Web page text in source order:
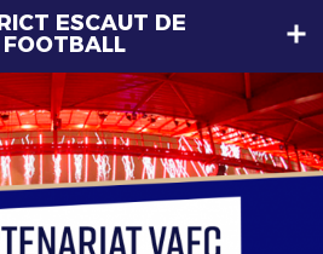
ESCAUT DE
FOOTBALL